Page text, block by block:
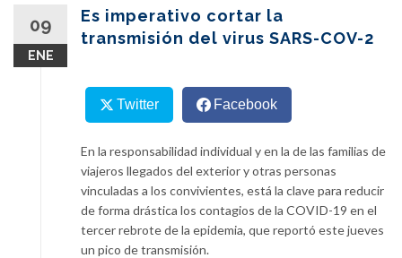
09
ENE
Es imperativo cortar la
transmisión del virus SARS-COV-2
Twitter Facebook
En la responsabilidad individual y en la de las familias de
viajeros llegados del exterior y otras personas
vinculadas a los convivientes, está la clave para reducir
de forma drástica los contagios de la COVID-19 en el
tercer rebrote de la epidemia, que reportó este jueves
un pico de transmisión.